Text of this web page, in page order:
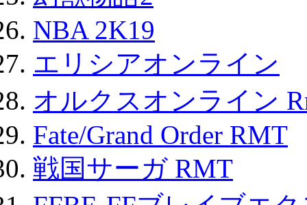
NBA 2K19
エリシアオンライン
オルクスオンライン
Fate/Grand Order RMT
戦国サーガ RMT